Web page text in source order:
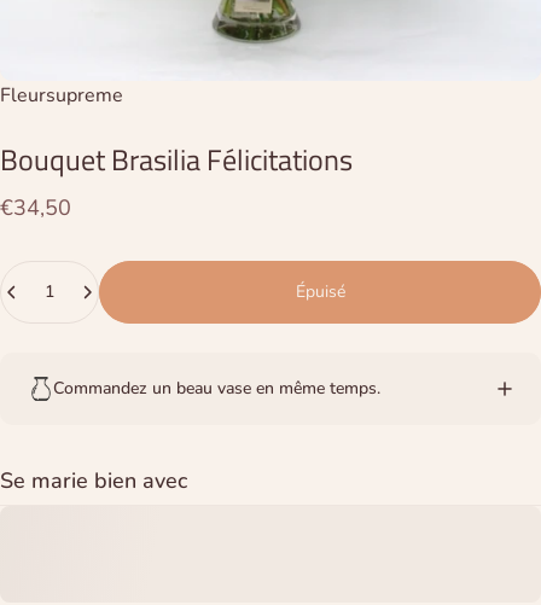
Distributeur:
Fleursupreme
BouquetBrasiliaFélicitations
€34,50
Épuisé
Commandez un beau vase en même temps.
Se marie bien avec